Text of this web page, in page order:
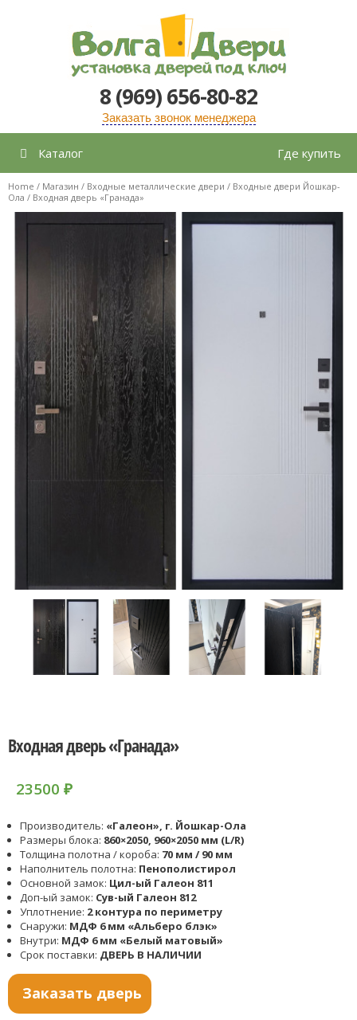
содержимому
8 (969) 656-80-82
Заказать звонок менеджера
Каталог Где купить
Home / Магазин / Входные металлические двери / Входные двери Йошкар-
Ола / Входная дверь «Гранада»
Входная дверь «Гранада»
23500 ₽
Производитель: «Галеон», г. Йошкар-Ола
Размеры блока: 860×2050, 960×2050 мм (L/R)
Толщина полотна / короба: 70 мм / 90 мм
Наполнитель полотна: Пенополистирол
Основной замок: Цил-ый Галеон 811
Доп-ый замок: Сув-ый Галеон 812
Уплотнение: 2 контура по периметру
Снаружи: МДФ 6 мм «Альберо блэк»
Внутри: МДФ 6 мм «Белый матовый»
Срок поставки: ДВЕРЬ В НАЛИЧИИ
Заказать дверь